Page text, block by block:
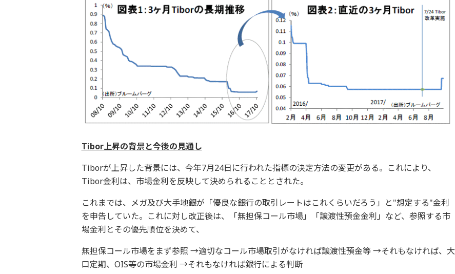
Tibor上昇の背景と今後の見通し
Tiborが上昇した背景には、今年7月24日に行われた指標の決定方法の変更がある。これにより、
Tibor金利は、市場金利を反映して決められることとされた。
これまでは、メガ及び大手地銀が「優良な銀行の取引レートはこれくらいだろう」と"想定する"金利
を申告していた。これに対し改正後は、「無担保コール市場」「譲渡性預金金利」など、参照する市
場金利とその優先順位を決めて、
無担保コール市場をまず参照 →適切なコール市場取引がなければ譲渡性預金等 →それもなければ、大
口定期、OIS等の市場金利 →それもなければ銀行による判断